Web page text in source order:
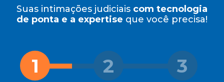
Suas intimações judiciais com tecnologia
de ponta e a expertise que você precisa!
1 2 3